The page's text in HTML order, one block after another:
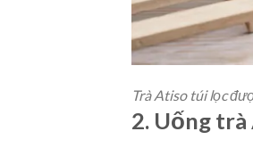
Trà Atiso túi lọc
2. Uống